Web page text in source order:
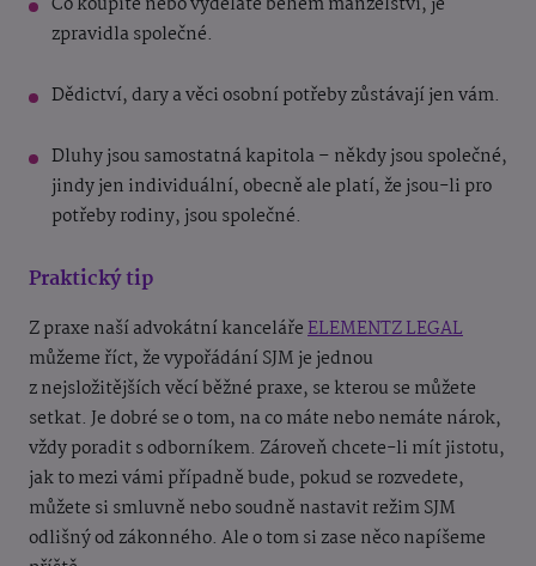
zpravidla společné.
Dědictví, dary a věci osobní potřeby zůstávají jen vám.
Dluhy jsou samostatná kapitola – někdy jsou společné,
jindy jen individuální, obecně ale platí, že jsou-li pro
potřeby rodiny, jsou společné.
Praktický tip
Z praxe naší advokátní kancelářeELEMENTZ LEGAL
můžeme říct, že vypořádání SJM je jednou
z nejsložitějších věcí běžné praxe, se kterou se můžete
setkat. Je dobré se o tom, na co máte nebo nemáte nárok,
vždy poradit s odborníkem. Zároveň chcete-li mít jistotu,
jak to mezi vámi případně bude, pokud se rozvedete,
můžete si smluvně nebo soudně nastavit režim SJM
odlišný od zákonného. Ale o tom si zase něco napíšeme